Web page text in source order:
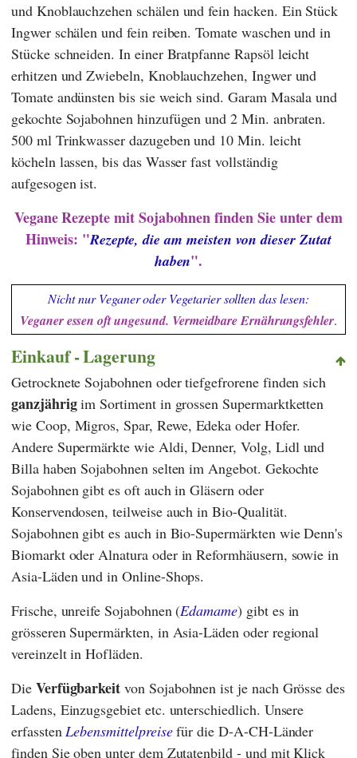
und Knoblauchzehen schälen und fein hacken. Ein Stück
Ingwer schälen und fein reiben. Tomate waschen und in
Stücke schneiden. In einer Bratpfanne Rapsöl leicht
erhitzen und Zwiebeln, Knoblauchzehen, Ingwer und
Tomate andünsten bis sie weich sind. Garam Masala und
gekochte Sojabohnen hinzufügen und 2 Min. anbraten.
500 ml Trinkwasser dazugeben und 10 Min. leicht
köcheln lassen, bis das Wasser fast vollständig
aufgesogen ist.
Vegane Rezepte mit Sojabohnen finden Sie unter dem
Hinweis: "Rezepte, die am meisten von dieser Zutat
haben".
Nicht nur Veganer oder Vegetarier sollten das lesen:
Veganer essen oft ungesund. Vermeidbare Ernährungsfehler.
Einkauf - Lagerung
Getrocknete Sojabohnen oder tiefgefrorene finden sich
ganzjährigim Sortiment in grossen Supermarktketten
wie Coop, Migros,Spar, Rewe, Edeka oder Hofer.
Andere Supermärkte wie Aldi,Denner,Volg, Lidl und
Billahaben Sojabohnen selten im Angebot. Gekochte
Sojabohnen gibt es oft auch in Gläsern oder
Konservendosen, teilweise auch in Bio-Qualität.
Sojabohnen gibt es auch in Bio-Supermärkten wieDenn's
Biomarktoder Alnaturaoder in Reformhäusern, sowie in
Asia-Läden und in Online-Shops.
Frische, unreife Sojabohnen (Edamame) gibt es in
grösseren Supermärkten, in Asia-Läden oder regional
vereinzelt in Hofläden.
Die Verfügbarkeitvon Sojabohnen ist je nach Grösse des
Ladens, Einzugsgebiet etc. unterschiedlich. Unsere
erfassten Lebensmittelpreisefür die D-A-CH-Länder
finden Sie oben unter dem Zutatenbild - und mit Klick